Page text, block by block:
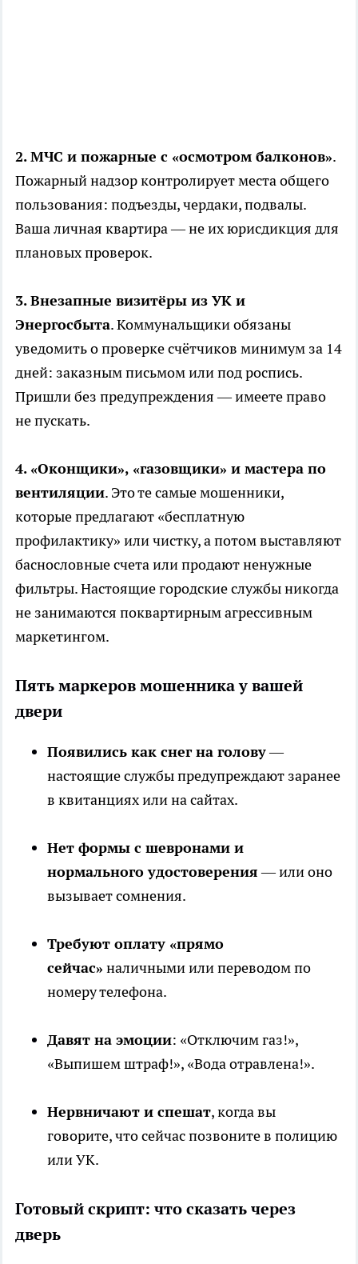
2. МЧС и пожарные с «осмотром балконов».
Пожарный надзор контролирует места общего
пользования: подъезды, чердаки, подвалы.
Ваша личная квартира — не их юрисдикция для
плановых проверок.
3. Внезапные визитёры из УК и
Энергосбыта. Коммунальщики обязаны
уведомить о проверке счётчиков минимум за 14
дней: заказным письмом или под роспись.
Пришли без предупреждения — имеете право
не пускать.
4. «Оконщики», «газовщики» и мастера по
вентиляции. Это те самые мошенники,
которые предлагают «бесплатную
профилактику» или чистку, а потом выставляют
баснословные счета или продают ненужные
фильтры. Настоящие городские службы никогда
не занимаются поквартирным агрессивным
маркетингом.
Пять маркеров мошенника у вашей
двери
Появились как снег на голову—
настоящие службы предупреждают заранее
в квитанциях или на сайтах.
Нет формы с шевронами и
нормального удостоверения— или оно
вызывает сомнения.
Требуют оплату «прямо
сейчас» наличными или переводом по
номеру телефона.
Давят на эмоции: «Отключим газ!»,
«Выпишем штраф!», «Вода отравлена!».
Нервничают и спешат, когда вы
говорите, что сейчас позвоните в полицию
или УК.
Готовый скрипт: что сказать через
дверь